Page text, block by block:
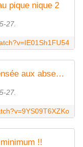
pique nique 2
27.
Goldwing - journée pique nique pensée aux absents
27.
!!